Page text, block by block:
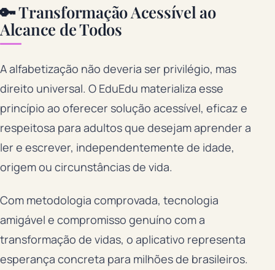
🔑 Transformação Acessível ao
Alcance de Todos
A alfabetização não deveria ser privilégio, mas
direito universal. O EduEdu materializa esse
princípio ao oferecer solução acessível, eficaz e
respeitosa para adultos que desejam aprender a
ler e escrever, independentemente de idade,
origem ou circunstâncias de vida.
Com metodologia comprovada, tecnologia
amigável e compromisso genuíno com a
transformação de vidas, o aplicativo representa
esperança concreta para milhões de brasileiros.